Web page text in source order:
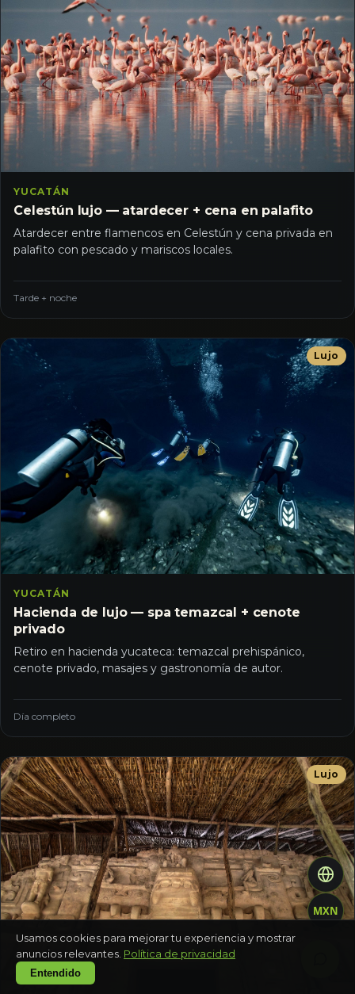
YUCATÁN
Celestún lujo — atardecer + cena en palafito
Atardecer entre flamencos en Celestún y cena privada en
palafito con pescado y mariscos locales.
Tarde + noche
Lujo
YUCATÁN
Hacienda de lujo — spa temazcal + cenote
privado
Retiro en hacienda yucateca: temazcal prehispánico,
cenote privado, masajes y gastronomía de autor.
Día completo
Lujo
Usamos cookies para mejorar tu experiencia y mostrar
anuncios relevantes. Política de privacidad
Entendido
MXN